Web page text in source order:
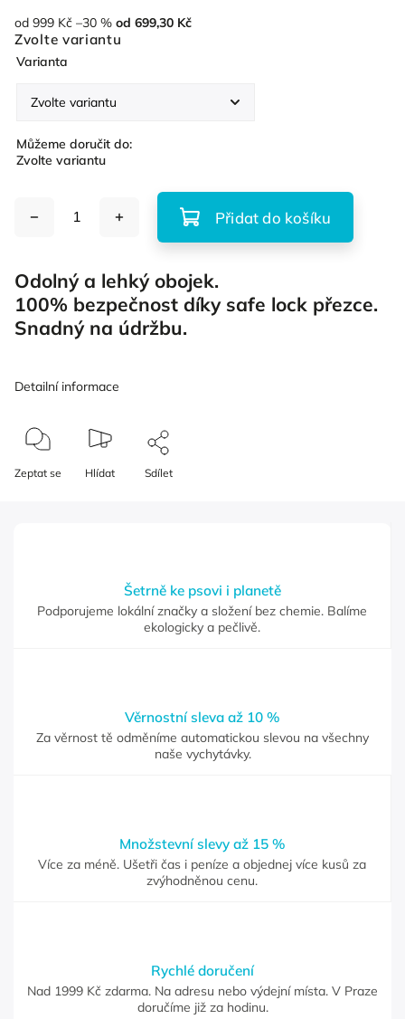
od 999 Kč –30 % od 699,30 Kč
Zvolte variantu
Varianta
Můžeme doručit do:
Zvolte variantu
Přidat do košíku
Odolný a lehký obojek.
100% bezpečnost díky safe lock přezce.
Snadný na údržbu.
Detailní informace
Zeptat se Hlídat Sdílet
Šetrně ke psovi i planetě
Podporujeme lokální značky a složení bez chemie. Balíme
ekologicky a pečlivě.
Věrnostní sleva až 10 %
Za věrnost tě odměníme automatickou slevou na všechny
naše vychytávky.
Množstevní slevy až 15 %
Více za méně. Ušetři čas i peníze a objednej více kusů za
zvýhodněnou cenu.
Rychlé doručení
Nad 1999 Kč zdarma. Na adresu nebo výdejní místa. V Praze
doručíme již za hodinu.